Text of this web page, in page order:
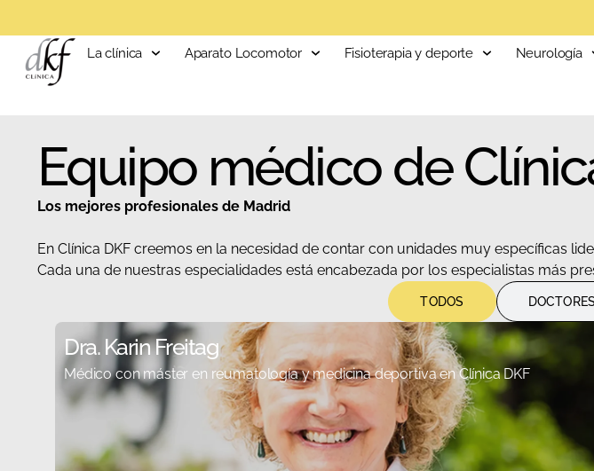
Clínica DKF: Nadie te trata
Especialistas en
De lunes a viernes de 8-
Clínica DKF: Nadie te trata
Especialistas en
De lunes a viernes de 8-
Clínica DKF: Nadie te trata
Especialistas en
De lunes a viernes de 8-
La clínica Aparato Locomotor Fisioterapia y deporte Neurología
Equipo médico de
Los mejores profesionales de Madrid
En Clínica DKF creemos en la necesidad de contar con unidades muy específicas
Cada una de nuestras especialidades está encabezada por los especialistas más
TODOS DOCTORES
Dra. Karin Freitag
Médico con máster en reumatología y medicina deportiva en Clínica DKF